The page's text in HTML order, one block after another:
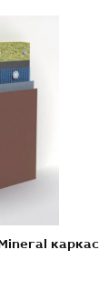
каркас